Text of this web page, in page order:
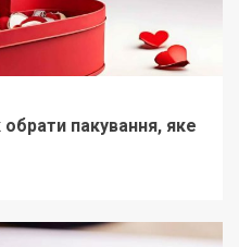
пакування, яке